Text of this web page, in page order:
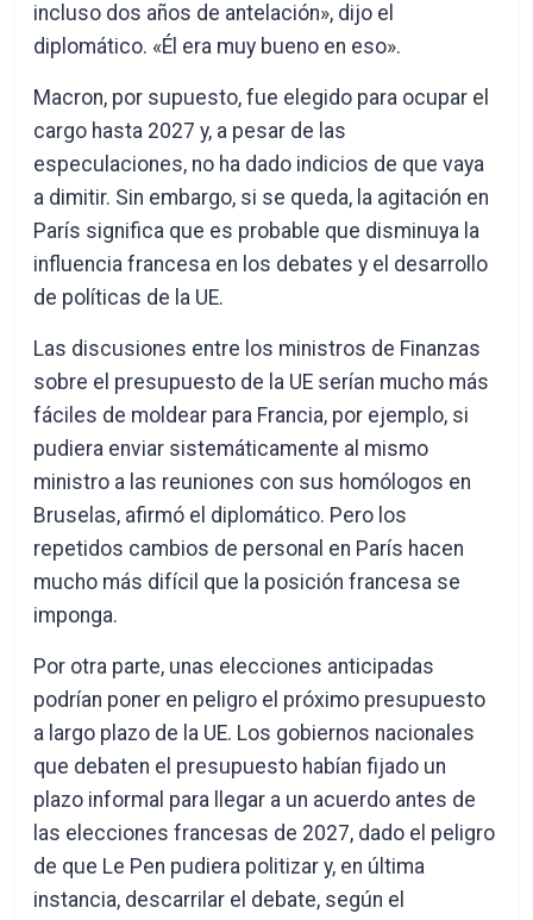
incluso dos años de antelación», dijo el
diplomático. «Él era muy bueno en eso».
Macron, por supuesto, fue elegido para ocupar el
cargo hasta 2027 y, a pesar de las
especulaciones, no ha dado indicios de que vaya
a dimitir. Sin embargo, si se queda, la agitación en
París significa que es probable que disminuya la
influencia francesa en los debates y el desarrollo
de políticas de la UE.
Las discusiones entre los ministros de Finanzas
sobre el presupuesto de la UE serían mucho más
fáciles de moldear para Francia, por ejemplo, si
pudiera enviar sistemáticamente al mismo
ministro a las reuniones con sus homólogos en
Bruselas, afirmó el diplomático. Pero los
repetidos cambios de personal en París hacen
mucho más difícil que la posición francesa se
imponga.
Por otra parte, unas elecciones anticipadas
podrían poner en peligro el próximo presupuesto
a largo plazo de la UE. Los gobiernos nacionales
que debaten el presupuesto habían fijado un
plazo informal para llegar a un acuerdo antes de
las elecciones francesas de 2027, dado el peligro
de que Le Pen pudiera politizar y, en última
instancia, descarrilar el debate, según el